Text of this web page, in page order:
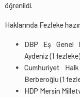
öğrenildi.
Haklarında Fezleke
DBP Eş Genel
Aydeniz (1
Cumhuriyet
Berberoğlu (1
HDP Mersin